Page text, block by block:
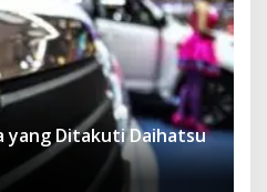
yang Ditakuti Daihatsu